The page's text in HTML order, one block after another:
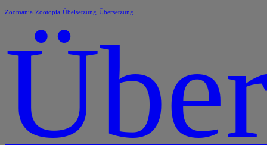
Zoomania Zootopia Übelsetzung Übersetzung